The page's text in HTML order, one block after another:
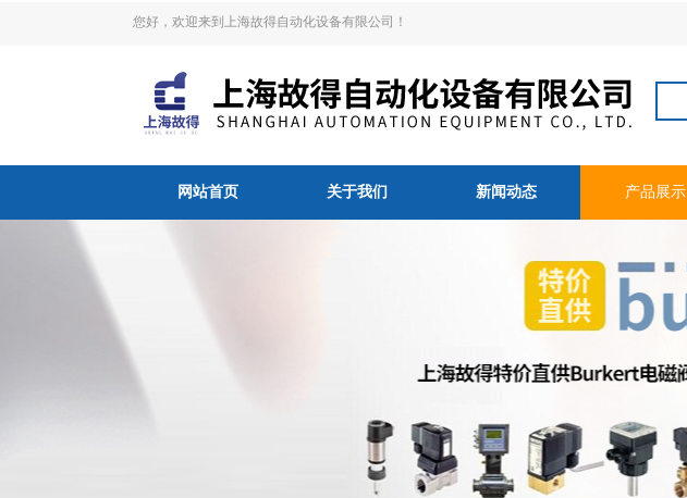
您好，欢迎来到上海故得自动化设备有限公司！
网站首页 关于我们 新闻动态 产品展示